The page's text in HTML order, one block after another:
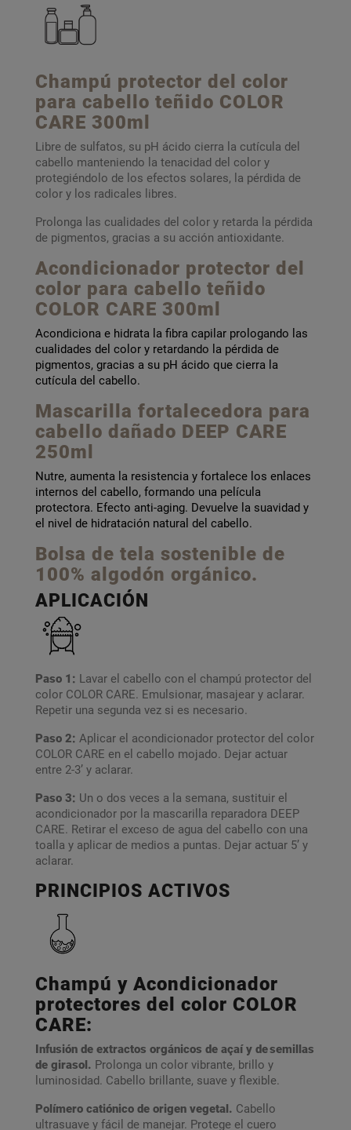
Champú protector del color
para cabello teñido COLOR
CARE 300ml
Libre de sulfatos, su pH ácido cierra la cutícula del
cabello manteniendo la tenacidad del color y
protegiéndolo de los efectos solares, la pérdida de
color y los radicales libres.
Prolonga las cualidades del color y retarda la pérdida
de pigmentos, gracias a su acción antioxidante.
Acondicionador protector del
color para cabello teñido
COLOR CARE 300ml
Acondiciona e hidrata la fibra capilar prologando las
cualidades del color y retardando la pérdida de
pigmentos, gracias a su pH ácido que cierra la
cutícula del cabello.
Mascarilla fortalecedora para
cabello dañado DEEP CARE
250ml
Nutre, aumenta la resistencia y fortalece los enlaces
internos del cabello, formando una película
protectora. Efecto anti-aging. Devuelve la suavidad y
el nivel de hidratación natural del cabello.
Bolsa de tela sostenible de
100% algodón orgánico.
APLICACIÓN
Paso 1: Lavar el cabello con el champú protector del
color COLOR CARE. Emulsionar, masajear y aclarar.
Repetir una segunda vez si es necesario.
Paso 2: Aplicar el acondicionador protector del color
COLOR CARE en el cabello mojado. Dejar actuar
entre 2-3’ y aclarar.
Paso 3: Un o dos veces a la semana, sustituir el
acondicionador por la mascarilla reparadora DEEP
CARE. Retirar el exceso de agua del cabello con una
toalla y aplicar de medios a puntas. Dejar actuar 5’ y
aclarar.
PRINCIPIOS ACTIVOS
Champú y Acondicionador
protectores del color COLOR
CARE:
Infusión de extractos orgánicos de açaí y de semillas
de girasol. Prolonga un color vibrante, brillo y
luminosidad. Cabello brillante, suave y flexible.
Polímero catiónico de origen vegetal. Cabello
ultrasuave y fácil de manejar. Protege el cuero